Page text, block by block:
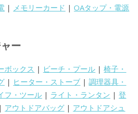
| メモリーカード |OAタップ・電源
ー
ボックス | ビーチ・プール |椅子・
| ヒーター・ストーブ |調理器具・
フ・ツール | ライト・ランタン |登
| アウトドアバッグ | アウトドアシュ